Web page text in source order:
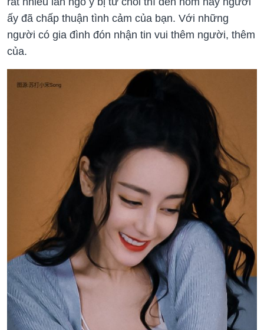
ấy đã chấp thuận tình cảm của bạn. Với những
người có gia đình đón nhận tin vui thêm người, thêm
của.